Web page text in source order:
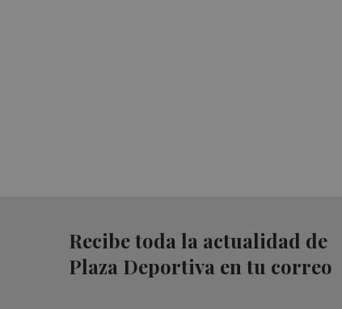
Recibe toda la actualidad de
Plaza Deportiva en tu correo